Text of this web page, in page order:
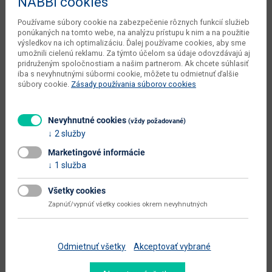
výrobcu
0.02 m3
počet balíkov výrobcu 1 ks
kusov v balení výrobcu 1 ks
dodáva sa v demonte
hlavná farba
doplnková farba dub sonoma
Zobraziť ďalšie parametre
Používame súbory cookie na zabezpečenie rôznych funkcií služieb
ponúkaných na tomto webe, na analýzu prístupu k nim a na použitie
výsledkov na ich optimalizáciu. Ďalej používame cookies, aby sme
umožnili cielenú reklamu. Za týmto účelom sa údaje odovzdávajú aj
pridruženým spoločnostiam a našim partnerom. Ak chcete súhlasiť
iba s nevyhnutnými súbormi cookie, môžete tu odmietnuť ďalšie
súbory cookie. Zásady používania súborov cookies
Nevyhnutné cookies (vždy požadované)
2 služby
Marketingové informácie
1 služba
Všetky cookies
Zapnúť/vypnúť všetky cookies okrem nevyhnutných
Odmietnuť všetky Akceptovať vybrané